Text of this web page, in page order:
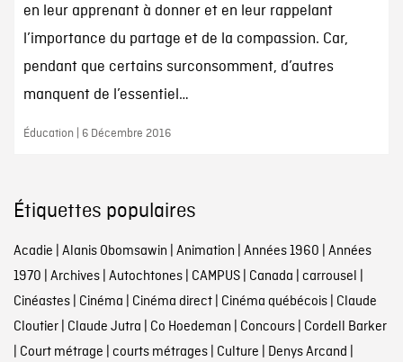
en leur apprenant à donner et en leur rappelant
l’importance du partage et de la compassion. Car,
pendant que certains surconsomment, d’autres
manquent de l’essentiel…
Éducation | 6 Décembre 2016
Étiquettes populaires
Acadie Alanis Obomsawin Animation Années 1960 Années
1970 Archives| Autochtones| CAMPUS| Canada carrousel
Cinéastes| Cinéma Cinéma direct| Cinéma québécois| Claude
Cloutier| Claude Jutra Co Hoedeman Concours| Cordell Barker
Court métrage courts métrages| Culture Denys Arcand